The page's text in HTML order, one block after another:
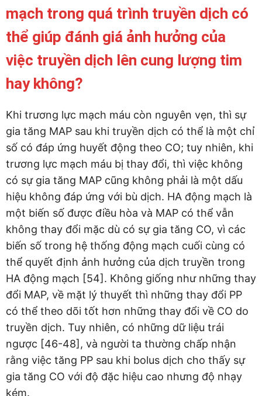
mạch trong quá trình truyền dịch có
thể giúp đánh giá ảnh hưởng của
việc truyền dịch lên cung lượng tim
hay không?
Khi trương lực mạch máu còn nguyên vẹn, thì sự
gia tăng MAP sau khi truyền dịch có thể là một chỉ
số có đáp ứng huyết động theo CO; tuy nhiên, khi
trương lực mạch máu bị thay đổi, thì việc không
có sự gia tăng MAP cũng không phải là một dấu
hiệu không đáp ứng với bù dịch. HA động mạch là
một biến số được điều hòa và MAP có thể vẫn
không thay đổi mặc dù có sự gia tăng CO, vì các
biến số trong hệ thống động mạch cuối cùng có
thể quyết định ảnh hưởng của dịch truyền trong
HA động mạch [54]. Không giống như những thay
đổi MAP, về mặt lý thuyết thì những thay đổi PP
có thể theo dõi tốt hơn những thay đổi về CO do
truyền dịch. Tuy nhiên, có những dữ liệu trái
ngược [46-48], và người ta thường chấp nhận
rằng việc tăng PP sau khi bolus dịch cho thấy sự
gia tăng CO với độ đặc hiệu cao nhưng độ nhạy
kém.